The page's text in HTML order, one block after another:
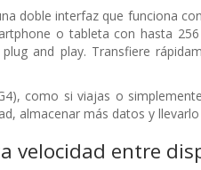
doble interfaz que funciona
o tableta con hasta
and play. Transfiere
como si viajas o
almacenar más datos y
velocidad entre